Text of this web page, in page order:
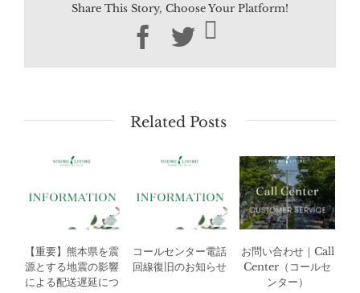
Share This Story, Choose Your Platform!
Facebook
Twitter
Related Posts
【重要】熊本県を震
源とする地震の影響
による配送遅延につ
コールセンター電話
回線復旧のお知らせ
お問い合わせ｜Call
Center（コールセ
ンター）